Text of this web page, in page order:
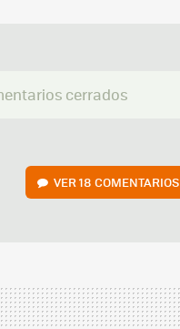
cerrados
VER18 COMENTARIOS